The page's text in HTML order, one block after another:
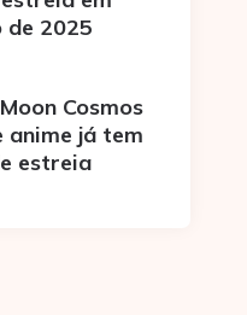
de 2025
Cosmos
anime já tem
estreia